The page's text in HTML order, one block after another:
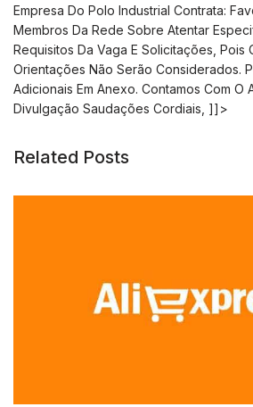
Empresa Do Polo Industrial Contrata:
Membros Da Rede Sobre Atentar
Requisitos Da Vaga E Solicitações, Pois
Orientações Não Serão Considerados.
Adicionais Em Anexo. Contamos Com O
Divulgação Saudações Cordiais, ]]>
Related Posts